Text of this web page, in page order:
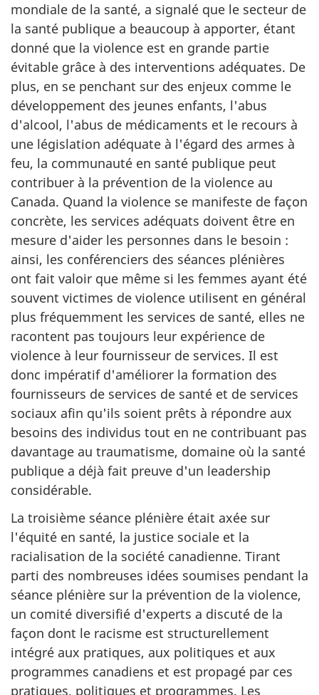
mondiale de la santé, a signalé que le secteur de
la santé publique a beaucoup à apporter, étant
donné que la violence est en grande partie
évitable grâce à des interventions adéquates. De
plus, en se penchant sur des enjeux comme le
développement des jeunes enfants, l'abus
d'alcool, l'abus de médicaments et le recours à
une législation adéquate à l'égard des armes à
feu, la communauté en santé publique peut
contribuer à la prévention de la violence au
Canada. Quand la violence se manifeste de façon
concrète, les services adéquats doivent être en
mesure d'aider les personnes dans le besoin :
ainsi, les conférenciers des séances plénières
ont fait valoir que même si les femmes ayant été
souvent victimes de violence utilisent en général
plus fréquemment les services de santé, elles ne
racontent pas toujours leur expérience de
violence à leur fournisseur de services. Il est
donc impératif d'améliorer la formation des
fournisseurs de services de santé et de services
sociaux afin qu'ils soient prêts à répondre aux
besoins des individus tout en ne contribuant pas
davantage au traumatisme, domaine où la santé
publique a déjà fait preuve d'un leadership
considérable.
La troisième séance plénière était axée sur
l'équité en santé, la justice sociale et la
racialisation de la société canadienne. Tirant
parti des nombreuses idées soumises pendant la
séance plénière sur la prévention de la violence,
un comité diversifié d'experts a discuté de la
façon dont le racisme est structurellement
intégré aux pratiques, aux politiques et aux
programmes canadiens et est propagé par ces
pratiques, politiques et programmes. Les